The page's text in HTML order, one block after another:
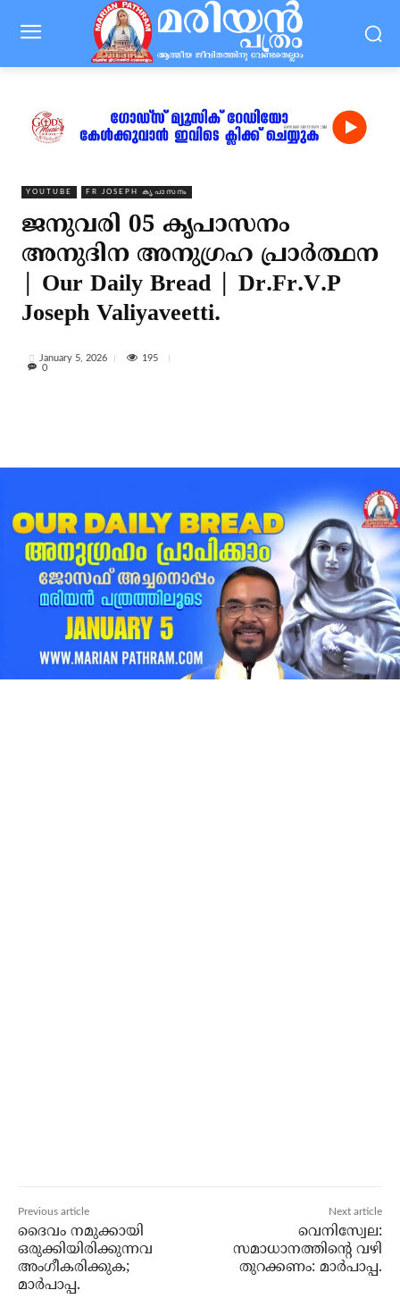
YOUTUBE FR JOSEPH കൃപാസനം
ജനുവരി 05 കൃപാസനം
അനുദിന അനുഗ്രഹ പ്രാർത്ഥന
| Our Daily Bread | Dr.Fr.V.P
Joseph Valiyaveetti.
January 5, 2026
195
0
Previous article
ദൈവം നമുക്കായി
ഒരുക്കിയിരിക്കുന്നവ
അംഗീകരിക്കുക;
മാര്‍പാപ്പ.
Next article
വെനിസ്വേല:
സമാധാനത്തിന്റെ വഴി
തുറക്കണം: മാര്‍പാപ്പ.